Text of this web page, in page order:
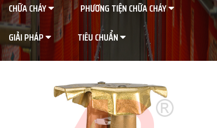
CHỮA CHÁY
PHƯƠNG TIỆN CHỮA CHÁY
GIẢI PHÁP
TIÊU CHUẨN